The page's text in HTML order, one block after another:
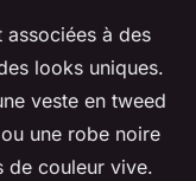
associées à des
looks uniques.
veste en tweed
une robe noire
de couleur vive.